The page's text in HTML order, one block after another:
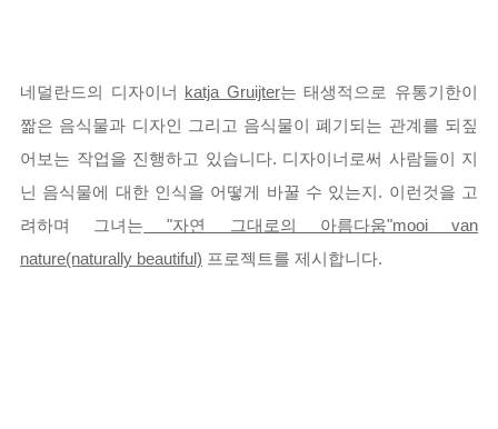
네덜란드의 디자이너 katja Gruijter는 태생적으로 유통기한이
짦은 음식물과 디자인 그리고 음식물이 폐기되는 관계를 되짚
어보는 작업을 진행하고 있습니다. 디자이너로써 사람들이 지
닌 음식물에 대한 인식을 어떻게 바꿀 수 있는지. 이런것을 고
려하며 그녀는 "자연 그대로의 아름다움"mooi van
nature(naturally beautiful) 프로젝트를 제시합니다.